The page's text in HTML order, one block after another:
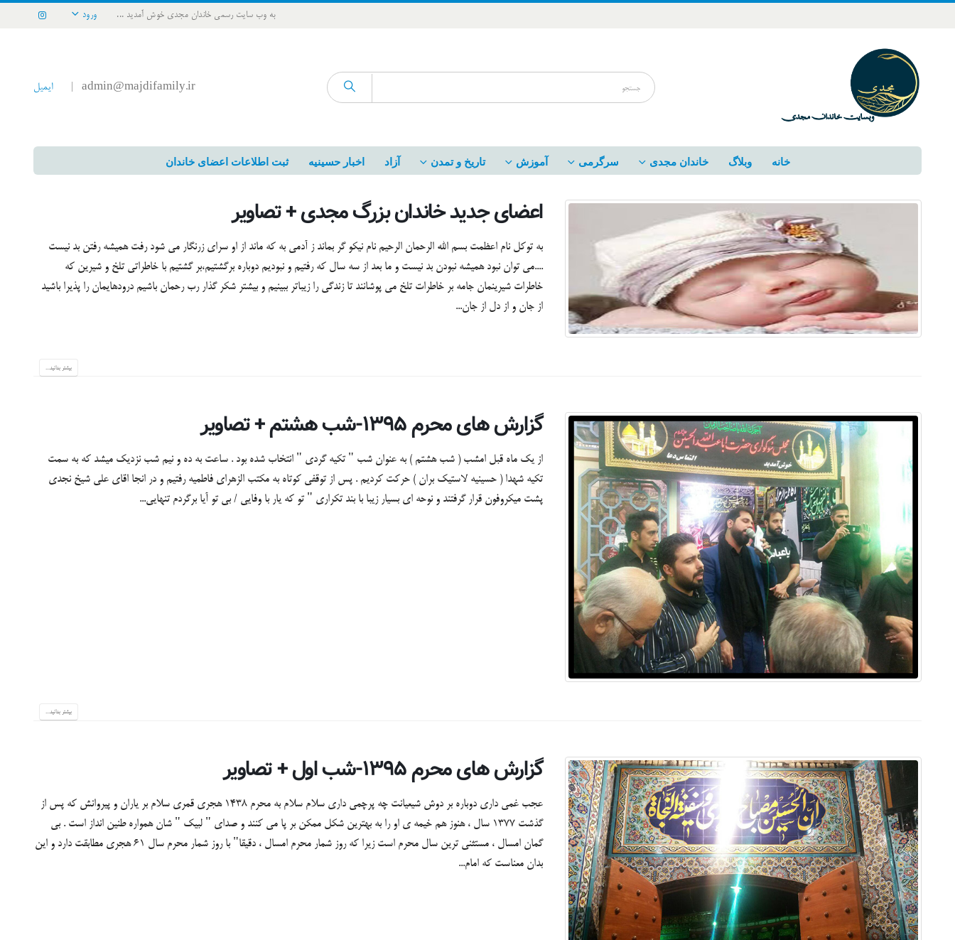
به وب سایت رسمی خاندان مجدی خوش آمدید ... ورود
admin@majdifamily.ir ایمیل
خانه وبلاگ خاندان مجدی سرگرمی آموزش تاریخ و تمدن آزاد اخبار حسینیه ثبت اطلاعات اعضای خاندان
اعضای جدید خاندان بزرگ مجدی + تصاویر
به توکل نام اعظمت بسم الله الرحمان الرحیم نام نیکو گر بماند ز آدمی به که ماند از او سرای زرنگار می شود رفت همیشه رفتن بد نیست
....می توان نبود همیشه نبودن بد نیست و ما بعد از سه سال که رفتیم و نبودیم دوباره برگشتیم،بر گشتیم با خاطراتی تلخ و شیرین که
خاطرات شیرینمان جامه بر خاطرات تلخ می پوشانند تا زندگی را زیباتر ببینیم و بیشتر شکر گذار رب رحمان باشیم درودهایمان را پذیرا باشید
از جان و از دل از جان...
بیشتر بدانید...
گزارش های محرم ۱۳۹۵-شب هشتم + تصاویر
از یک ماه قبل امشب ( شب هشتم ) به عنوان شب " تکیه گردی " انتخاب شده بود . ساعت به ده و نیم شب نزدیک میشد که به سمت
تکیه شهدا ( حسینیه لاستیک بران ) حرکت کردیم . پس از توقفی کوتاه به مکتب الزهرای فاطمیه رفتیم و در انجا اقای علی شیخ نجدی
پشت میکروفون قرار گرفتند و نوحه ای بسیار زیبا با بند تکراری " تو که یار با وفایی / بی تو آیا برگردم تنهایی...
بیشتر بدانید...
گزارش های محرم ۱۳۹۵-شب اول + تصاویر
عجب غمی داری دوباره بر دوش شیعیانت چه پرچمی داری سلام سلام به محرم 1438 هجری قمری سلام بر یاران و پیروانش که پس از
گذشت 1377 سال ، هنوز هم خیمه ی او را به بهترین شکل ممکن بر پا می کنند و صدای " لبیک " شان همواره طنین انداز است . بی
گمان امسال ، مستثنی ترین سال محرم است زیرا که روز شمار محرم امسال ، دقیقا" با روز شمار محرم سال 61 هجری مطابقت دارد و این
بدان معناست که امام...